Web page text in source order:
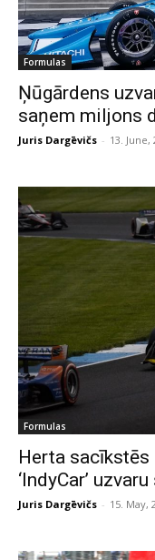
Formulas
Ņūgārdens
saņem miljons
Juris Dargēvičs - 13. June,
Formulas
Herta
‘IndyCar’
Juris Dargēvičs - 15. May,